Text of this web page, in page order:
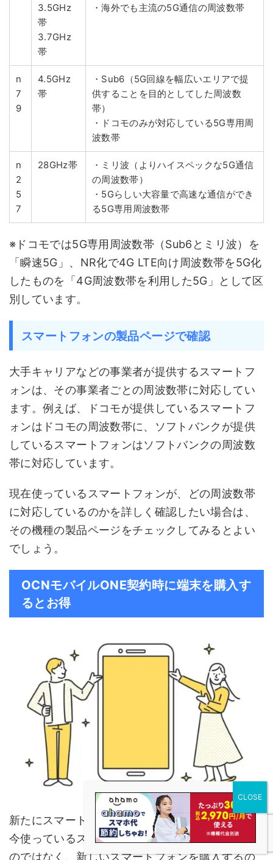
3.5GHz
帯
3.7GHz
帯
・海外でも主流の5G通信の周波数帯
n
7
9
4.5GHz
帯
・Sub6（5G回線を幅広いエリアで提
供することを目的としてした周波数
帯）
・ドコモのみが対応している5G専用周
波数帯
n
2
5
7
28GHz帯
・ミリ波（よりハイスペックな5G通信
の周波数帯）
・5Gらしい大容量で高速な通信ができ
る5G専用周波数帯
※ドコモでは5G専用周波数帯（Sub6とミリ波）を
「瞬速5G」、NR化で4G LTE向け周波数帯を5G化
したものを「4G周波数帯を利用した5G」として区
別しています。
スマートフォンの製品ページで確認
大手キャリアなどの事業者が提供するスマートフ
ォンは、その事業者ごとの周波数帯に対応してい
ます。例えば、ドコモが提供しているスマートフ
ォンはドコモの周波数帯に、ソフトバンクが提供
しているスマートフォンはソフトバンクの周波数
帯に対応しています。
現在使っているスマートフォンが、どの周波数帯
に対応しているのかを詳しく確認したい場合は、
その機種の製品ページをチェックしてみるとよい
でしょう。
OCNモバイルONE契約時に端末を購入す
るとお得
新たにスマートフォンの回線を契約する際には、
今使っているスマートフォンをそのまま流用する
のではなく、新しいスマートフォンを購入するの